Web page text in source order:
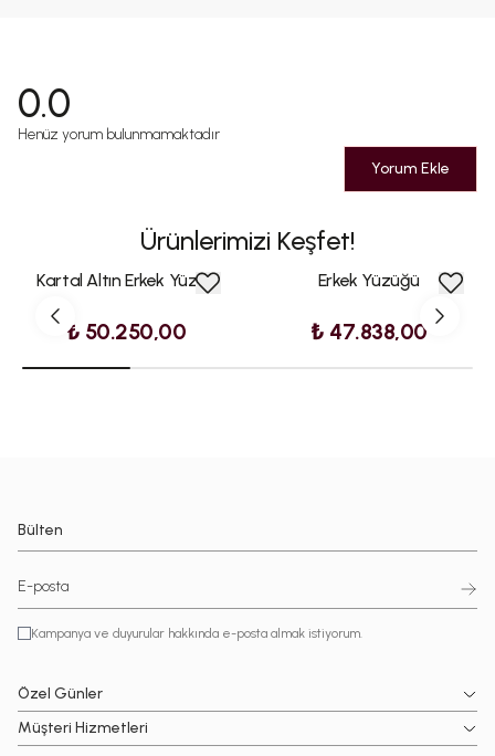
0.0
Henüz yorum bulunmamaktadır
Yorum Ekle
Ürünlerimizi Keşfet!
Kartal Altın Erkek Yüzük
₺ 50.250,00
Erkek Yüzüğü
₺ 47.838,00
Bülten
Kampanya ve duyurular hakkında e-posta almak istiyorum.
Özel Günler
Müşteri Hizmetleri